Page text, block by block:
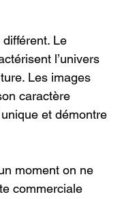
Le
l’univers
Les images
caractère
et démontre
moment on ne
commerciale